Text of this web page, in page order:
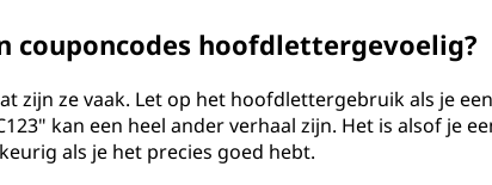
couponcodes hoofdlettergevoelig?
zijn ze vaak. Let op het hoofdlettergebruik als je
kan een heel ander verhaal zijn. Het is alsof je
als je het precies goed hebt.